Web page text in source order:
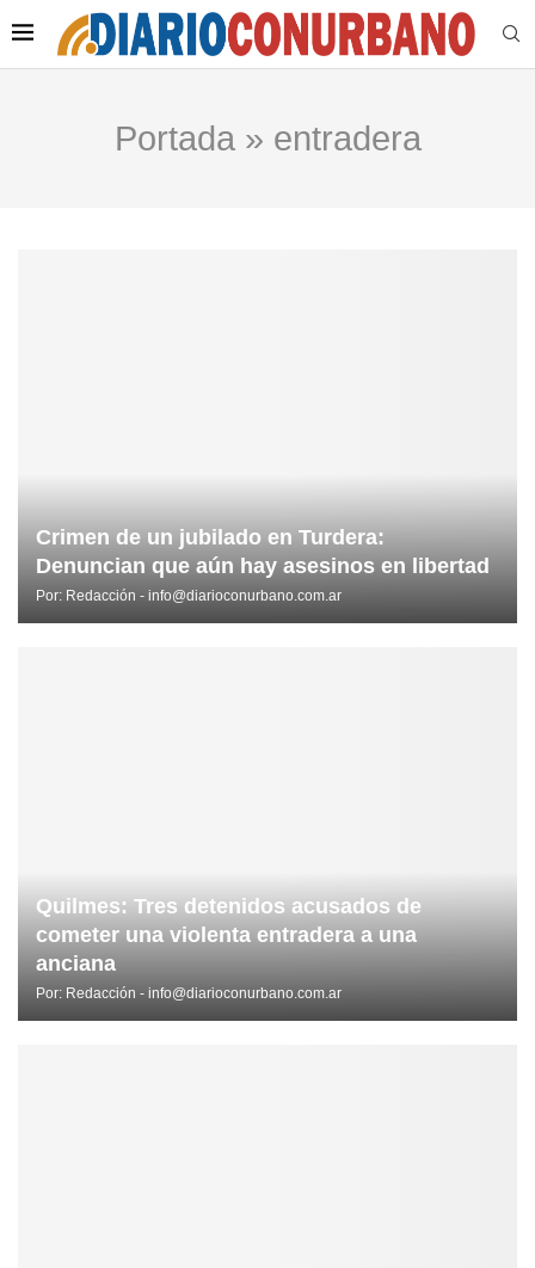
Portada» entradera
Crimen de un jubilado en Turdera:
Denuncian que aún hay asesinos en libertad
Por: Redacción - info@diarioconurbano.com.ar
Quilmes: Tres detenidos acusados de
cometer una violenta entradera a una
anciana
Por: Redacción - info@diarioconurbano.com.ar